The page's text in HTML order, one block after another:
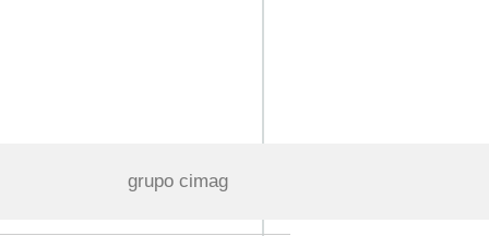
grupo cimag